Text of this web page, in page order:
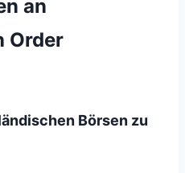
an
Order
Börsen zu